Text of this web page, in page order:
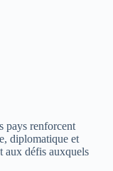
pays renforcent
diplomatique et
aux défis auxquels